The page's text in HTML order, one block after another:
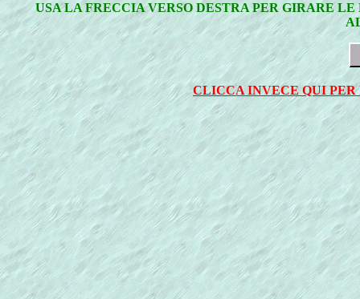
USA LA FRECCIA VERSO DESTRA PER GIRARE
CLICCA INVECE QUI